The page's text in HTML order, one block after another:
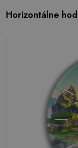
Horizontálne